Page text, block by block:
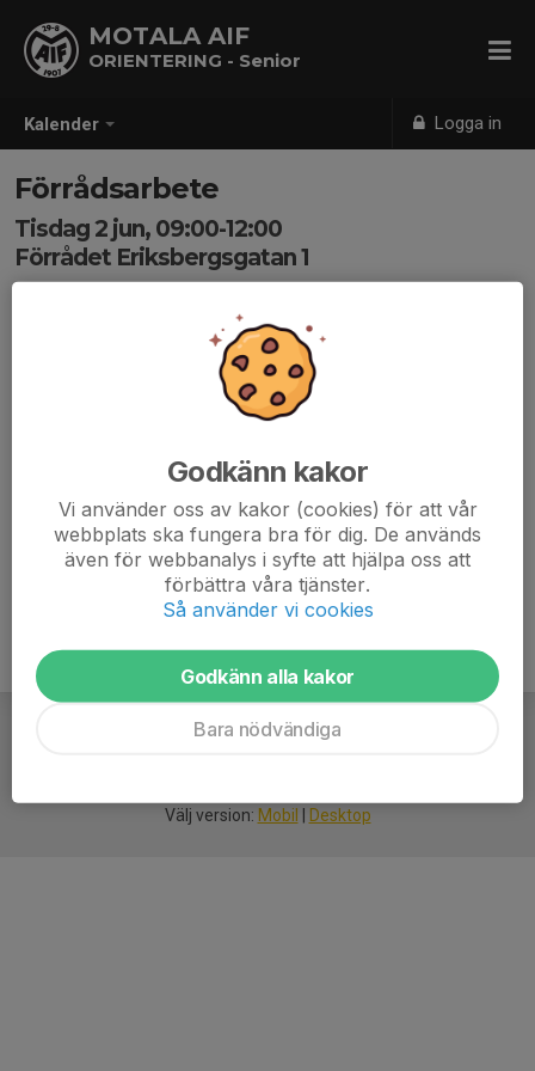
Kalender Logga in
MOTALA AIF
ORIENTERING - Senior
Förrådsarbete
Tisdag 2 jun, 09:00-12:00
Förrådet Eriksbergsgatan 1
Välj version: Mobil Desktop
Godkänn kakor
Vi använder oss av kakor (cookies) för att vår
webbplats ska fungera bra för dig. De används
även för webbanalys i syfte att hjälpa oss att
förbättra våra tjänster.
Så använder vi cookies
Godkänn alla kakor
Bara nödvändiga